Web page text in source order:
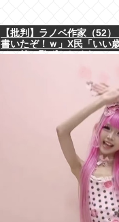
【批判】ラノベ作家（52
書いたぞ！ｗ」X民「いい
メ（笑）恥ずかしくない